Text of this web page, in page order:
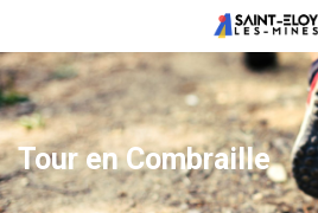
Tour en Combraille